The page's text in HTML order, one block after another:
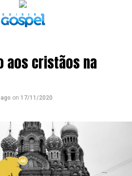
aos cristãos na
on 17/11/2020